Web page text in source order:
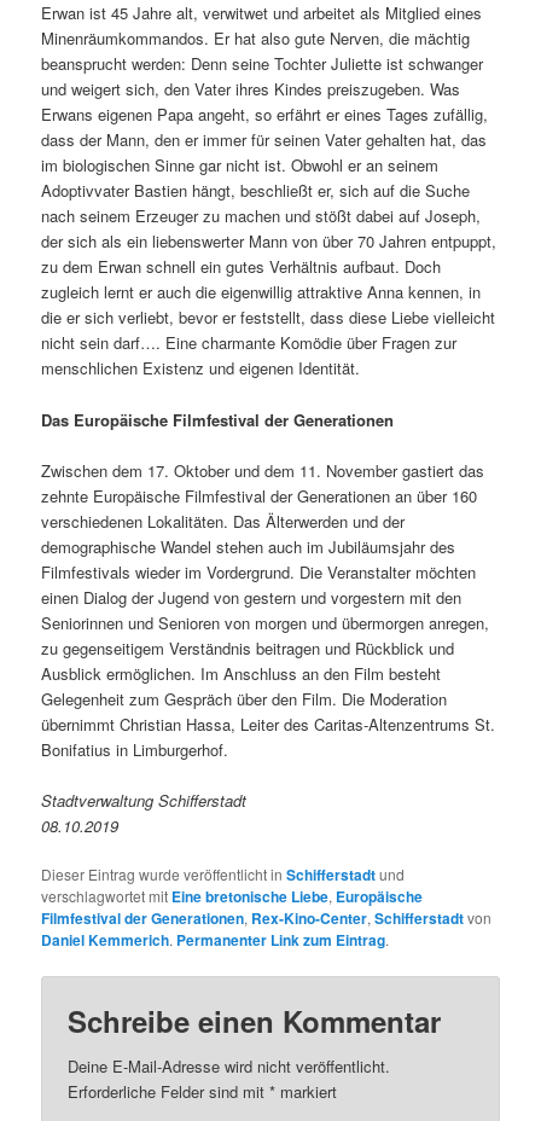
Erwan ist 45 Jahre alt, verwitwet und arbeitet als Mitglied eines
Minenräumkommandos. Er hat also gute Nerven, die mächtig
beansprucht werden: Denn seine Tochter Juliette ist schwanger
und weigert sich, den Vater ihres Kindes preiszugeben. Was
Erwans eigenen Papa angeht, so erfährt er eines Tages zufällig,
dass der Mann, den er immer für seinen Vater gehalten hat, das
im biologischen Sinne gar nicht ist. Obwohl er an seinem
Adoptivvater Bastien hängt, beschließt er, sich auf die Suche
nach seinem Erzeuger zu machen und stößt dabei auf Joseph,
der sich als ein liebenswerter Mann von über 70 Jahren entpuppt,
zu dem Erwan schnell ein gutes Verhältnis aufbaut. Doch
zugleich lernt er auch die eigenwillig attraktive Anna kennen, in
die er sich verliebt, bevor er feststellt, dass diese Liebe vielleicht
nicht sein darf…. Eine charmante Komödie über Fragen zur
menschlichen Existenz und eigenen Identität.
Das Europäische Filmfestival der Generationen
Zwischen dem 17. Oktober und dem 11. November gastiert das
zehnte Europäische Filmfestival der Generationen an über 160
verschiedenen Lokalitäten. Das Älterwerden und der
demographische Wandel stehen auch im Jubiläumsjahr des
Filmfestivals wieder im Vordergrund. Die Veranstalter möchten
einen Dialog der Jugend von gestern und vorgestern mit den
Seniorinnen und Senioren von morgen und übermorgen anregen,
zu gegenseitigem Verständnis beitragen und Rückblick und
Ausblick ermöglichen. Im Anschluss an den Film besteht
Gelegenheit zum Gespräch über den Film. Die Moderation
übernimmt Christian Hassa, Leiter des Caritas-Altenzentrums St.
Bonifatius in Limburgerhof.
Stadtverwaltung Schifferstadt
08.10.2019
Dieser Eintrag wurde veröffentlicht inSchifferstadtund
verschlagwortet mit Eine bretonische Liebe, Europäische
Filmfestival der Generationen, Rex-Kino-Center,Schifferstadtvon
Daniel Kemmerich. Permanenter Link zum Eintrag.
Schreibe einen Kommentar
Deine E-Mail-Adresse wird nicht veröffentlicht.
Erforderliche Felder sind mit* markiert